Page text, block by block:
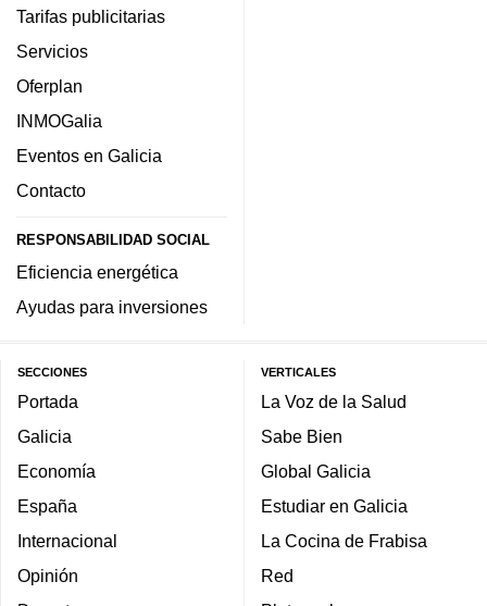
Tarifas publicitarias
Servicios
Oferplan
INMOGalia
Eventos en Galicia
Contacto
RESPONSABILIDAD SOCIAL
Eficiencia energética
Ayudas para inversiones
SECCIONES
Portada
Galicia
Economía
España
Internacional
Opinión
VERTICALES
La Voz de la Salud
Sabe Bien
Global Galicia
Estudiar en Galicia
La Cocina de Frabisa
Red